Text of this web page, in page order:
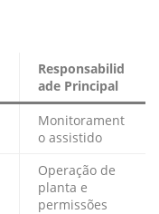
Responsabilid
ade Principal
Monitorament
o assistido
Operação de
planta e
permissões